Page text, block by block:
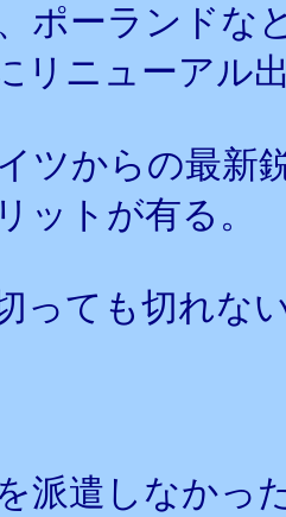
ポーランドな
リニューアル
ツからの最新
ットが有る。
っても切れな
派遣しなかっ